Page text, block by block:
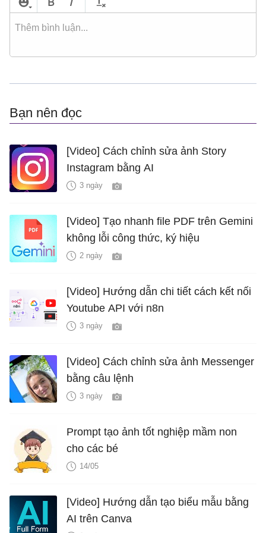
Bạn nên đọc
[Video] Cách chỉnh sửa ảnh Story
Instagram bằng AI
3 ngày
[Video] Tạo nhanh file PDF trên Gemini
không lỗi công thức, ký hiệu
2 ngày
[Video] Hướng dẫn chi tiết cách kết nối
Youtube API với n8n
3 ngày
[Video] Cách chỉnh sửa ảnh Messenger
bằng câu lệnh
3 ngày
Prompt tạo ảnh tốt nghiệp mầm non
cho các bé
14/05
[Video] Hướng dẫn tạo biểu mẫu bằng
AI trên Canva